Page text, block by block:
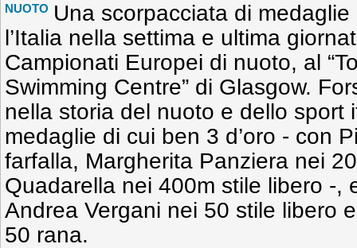
NUOTO Una scorpacciata di
l’Italia nella settima e ultima
Campionati Europei di nuoto, al
Swimming Centre” di Glasgow.
nella storia del nuoto e dello sport
medaglie di cui ben 3 d’oro - con
farfalla, Margherita Panziera nei
Quadarella nei 400m stile libero -,
Andrea Vergani nei 50 stile libero
50 rana.